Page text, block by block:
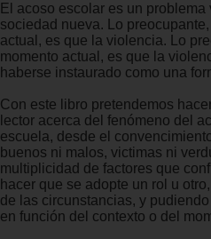
El acoso escolar es un problema
sociedad nueva. Lo
actual, es que la violencia. Lo
momento actual, es que la
haberse instaurado como una
Con este libro pretendemos
lector acerca del fenómeno del
escuela, desde el
buenos ni malos, victimas ni
multiplicidad de factores que
hacer que se adopte un rol u
de las circunstancias, y
en función del contexto o del